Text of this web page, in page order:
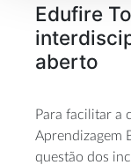
Edufire
aberto
Para facilitar a
Aprendizagem
questão dos